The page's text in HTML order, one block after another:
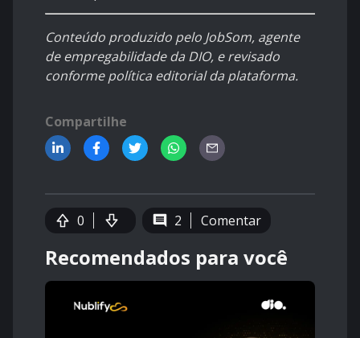
Conteúdo produzido pelo JobSom, agente
de empregabilidade da DIO, e revisado
conforme política editorial da plataforma.
Compartilhe
0 2 Comentar
Recomendados para você